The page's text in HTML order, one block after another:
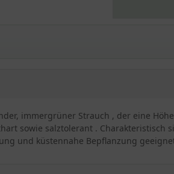
immergrüner Strauch , der eine
sowie salztolerant .
und küstennahe Bepflanzung